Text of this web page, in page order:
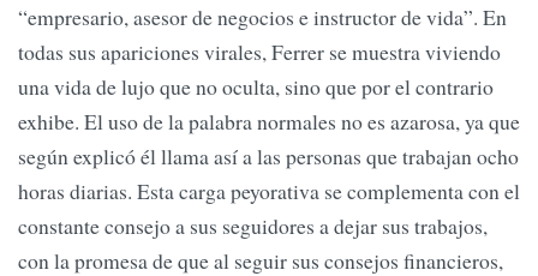
“empresario, asesor de negocios e instructor de vida”. En
todas sus apariciones virales, Ferrer se muestra viviendo
una vida de lujo que no oculta, sino que por el contrario
exhibe. El uso de la palabra normales no es azarosa, ya que
según explicó él llama así a las personas que trabajan ocho
horas diarias. Esta carga peyorativa se complementa con el
constante consejo a sus seguidores a dejar sus trabajos,
con la promesa de que al seguir sus consejos financieros,